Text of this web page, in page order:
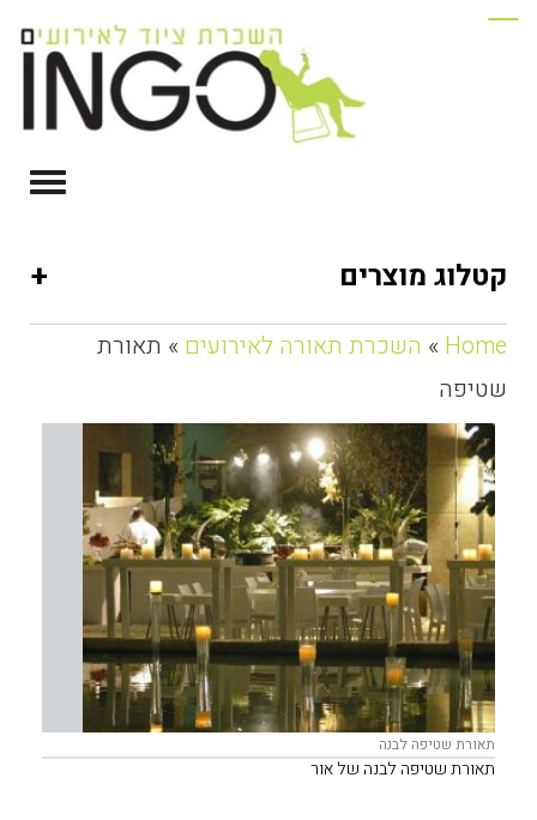
+ קטלוג מוצרים
Home
» השכרת תאורה לאירועים » תאורת
שטיפה
תאורת שטיפה לבנה
תאורת שטיפה לבנה של אור